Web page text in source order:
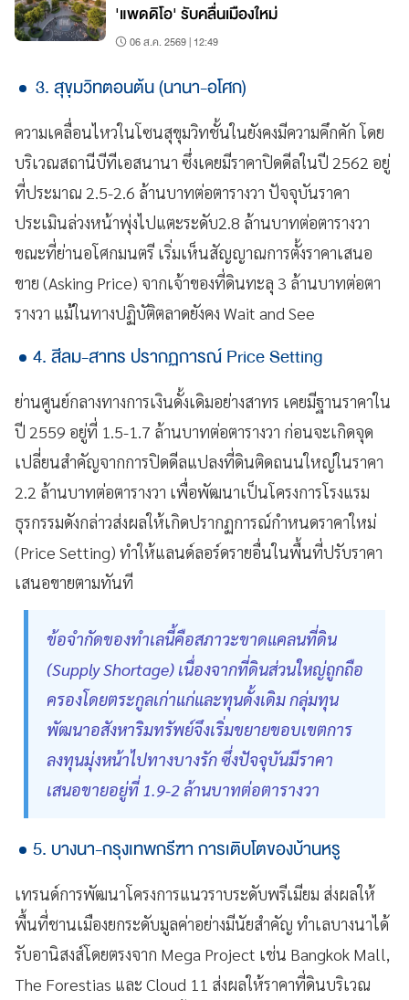
'แพดดิโอ' รับคลื่นเมืองใหม่
06 ส.ค. 2569 | 12:49
3. สุขุมวิทตอนต้น (นานา-อโศก)
ความเคลื่อนไหวในโซนสุขุมวิทชั้นในยังคงมีความคึกคัก โดย
บริเวณสถานีบีทีเอสนานา ซึ่งเคยมีราคาปิดดีลในปี 2562 อยู่
ที่ประมาณ 2.5-2.6 ล้านบาทต่อตารางวา ปัจจุบันราคา
ประเมินล่วงหน้าพุ่งไปแตะระดับ2.8 ล้านบาทต่อตารางวา
ขณะที่ย่านอโศกมนตรี เริ่มเห็นสัญญาณการตั้งราคาเสนอ
ขาย (Asking Price) จากเจ้าของที่ดินทะลุ 3 ล้านบาทต่อตา
รางวา แม้ในทางปฏิบัติตลาดยังคง Wait and See
4. สีลม-สาทร ปรากฏการณ์ Price Setting
ย่านศูนย์กลางทางการเงินดั้งเดิมอย่างสาทร เคยมีฐานราคาใน
ปี 2559 อยู่ที่ 1.5-1.7 ล้านบาทต่อตารางวา ก่อนจะเกิดจุด
เปลี่ยนสำคัญจากการปิดดีลแปลงที่ดินติดถนนใหญ่ในราคา
2.2 ล้านบาทต่อตารางวา เพื่อพัฒนาเป็นโครงการโรงแรม
ธุรกรรมดังกล่าวส่งผลให้เกิดปรากฏการณ์กำหนดราคาใหม่
(Price Setting) ทำให้แลนด์ลอร์ดรายอื่นในพื้นที่ปรับราคา
เสนอขายตามทันที
ข้อจำกัดของทำเลนี้คือสภาวะขาดแคลนที่ดิน
(Supply Shortage) เนื่องจากที่ดินส่วนใหญ่ถูกถือ
ครองโดยตระกูลเก่าแก่และทุนดั้งเดิม กลุ่มทุน
พัฒนาอสังหาริมทรัพย์จึงเริ่มขยายขอบเขตการ
ลงทุนมุ่งหน้าไปทางบางรัก ซึ่งปัจจุบันมีราคา
เสนอขายอยู่ที่ 1.9-2 ล้านบาทต่อตารางวา
5. บางนา-กรุงเทพกรีฑา การเติบโตของบ้านหรู
เทรนด์การพัฒนาโครงการแนวราบระดับพรีเมียม ส่งผลให้
พื้นที่ชานเมืองยกระดับมูลค่าอย่างมีนัยสำคัญ ทำเลบางนาได้
รับอานิสงส์โดยตรงจาก Mega Project เช่น Bangkok Mall,
The Forestias และ Cloud 11 ส่งผลให้ราคาที่ดินบริเวณ